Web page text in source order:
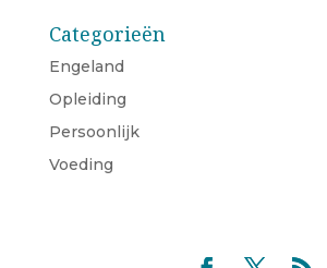
Categorieën
Engeland
Opleiding
Persoonlijk
Voeding